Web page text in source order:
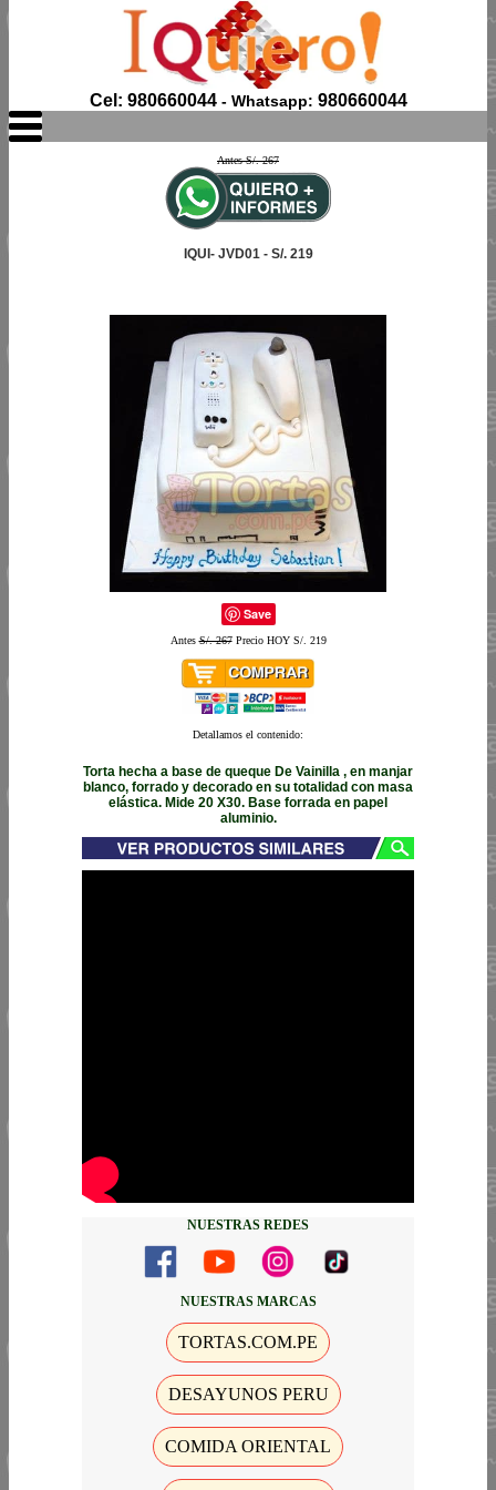
Cel: 980660044- Whatsapp: 980660044
Antes S/. 267
IQUI- JVD01 - S/. 219
Save
AntesS/. 267Precio HOY S/. 219
Detallamos el contenido:
Torta hecha a base de queque De Vainilla , en manjar
blanco, forrado y decorado en su totalidad con masa
elástica. Mide 20 X30. Base forrada en papel
aluminio.
NUESTRAS REDES
NUESTRAS MARCAS
TORTAS.COM.PE
DESAYUNOS PERU
COMIDA ORIENTAL